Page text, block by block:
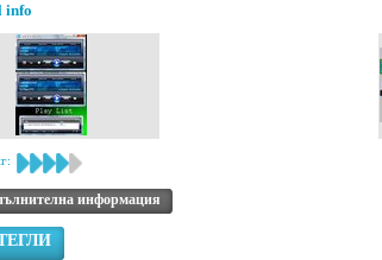
info
информация